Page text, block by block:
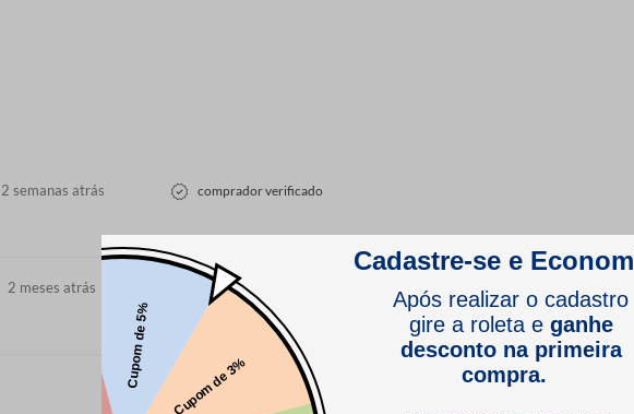
2 semanas atrás comprador verificado
2 meses atrás comprador verificado